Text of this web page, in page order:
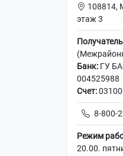
108814,
этаж 3
Банк: ГУ
004525988
Счет:
8-800-
Режим
20.00.